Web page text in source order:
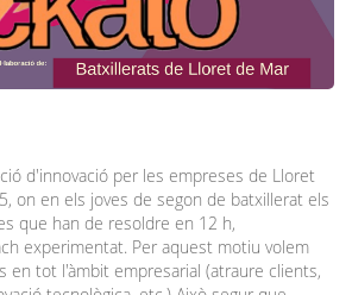
d'innovació per les empreses de Lloret
on en els joves de segon de batxillerat els
que han de resoldre en 12 h,
experimentat. Per aquest motiu volem
en tot l'àmbit empresarial (atraure clients,